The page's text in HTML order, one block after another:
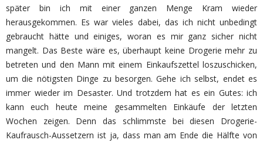
später bin ich mit einer ganzen Menge Kram wieder
herausgekommen. Es war vieles dabei, das ich nicht unbedingt
gebraucht hätte und einiges, woran es mir ganz sicher nicht
mangelt. Das Beste wäre es, überhaupt keine Drogerie mehr zu
betreten und den Mann mit einem Einkaufszettel loszuschicken,
um die nötigsten Dinge zu besorgen. Gehe ich selbst, endet es
immer wieder im Desaster. Und trotzdem hat es ein Gutes: ich
kann euch heute meine gesammelten Einkäufe der letzten
Wochen zeigen. Denn das schlimmste bei diesen Drogerie-
Kaufrausch-Aussetzern ist ja, dass man am Ende die Hälfte von